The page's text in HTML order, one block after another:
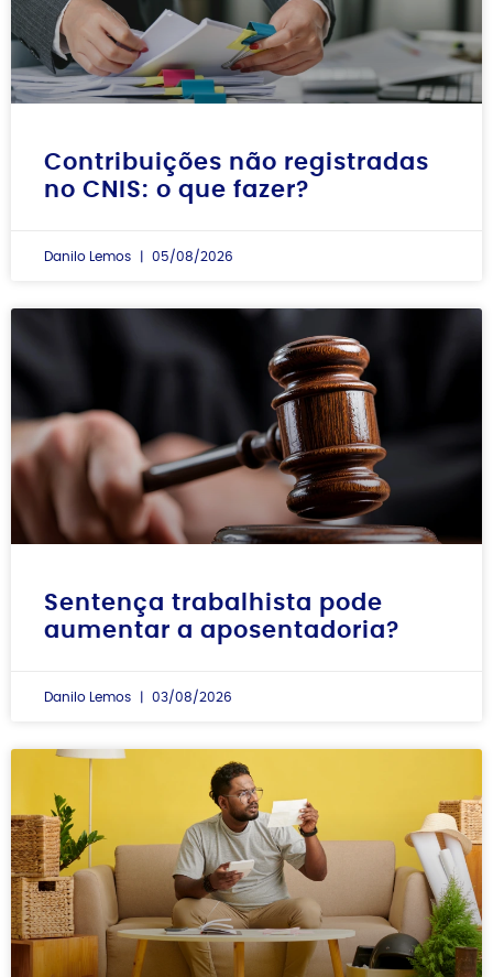
Contribuições não registradas
no CNIS: o que fazer?
Danilo Lemos 05/08/2026
Sentença trabalhista pode
aumentar a aposentadoria?
Danilo Lemos 03/08/2026